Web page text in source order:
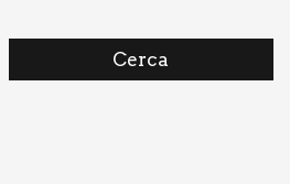
Cerca